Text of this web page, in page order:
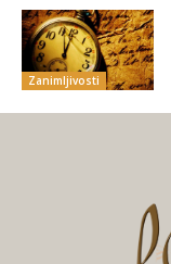
Zanimljivosti